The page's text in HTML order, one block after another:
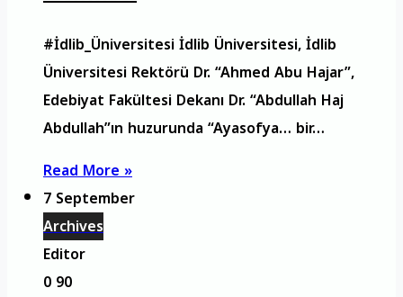
#İdlib_Üniversitesi İdlib Üniversitesi, İdlib
Üniversitesi Rektörü Dr. “Ahmed Abu Hajar”,
Edebiyat Fakültesi Dekanı Dr. “Abdullah Haj
Abdullah”ın huzurunda “Ayasofya… bir…
Read More »
7 September
Archives
Editor
090